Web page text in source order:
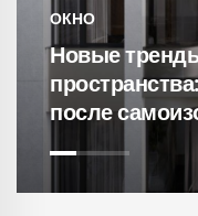
ОКНО
Новые
после